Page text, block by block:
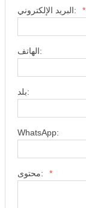
البريد الإلكتروني: *
الهاتف:
بلد:
WhatsApp:
محتوى: *